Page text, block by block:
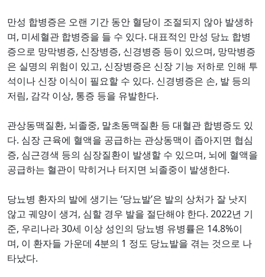
만성 합병증은 오랜 기간 동안 혈당이 조절되지 않아 발생하
며 , 미세혈관 합병증을 들 수 있다. 대표적인 만성 당뇨 합병
증으로 망막병증, 신장병증, 신경병증 등이 있으며 , 망막병증
은 실명의 위험이 있고, 신장병증은 신장 기능 저하로 인해 투
석이나 신장 이식이 필요할 수 있다. 신경병증은 손, 발 등의
저림, 감각 이상, 통증 등을 유발한다.
관상동맥질환, 뇌졸중, 말초동맥질환 등 대혈관 합병증도 있
다. 심장 근육에 혈액을 공급하는 관상동맥이 좁아지면 협심
증, 심근경색 등의 심장질환이 발생할 수 있으며 , 뇌에 혈액을
공급하는 혈관이 막히거나 터지면 뇌졸중이 발생한다.
당뇨병 환자의 발에 생기는 ‘당뇨발’은 발의 상처가 잘 낫지
않고 궤양이 생겨 , 심할 경우 발을 절단해야 한다. 2022년 기
준, 우리나라 30세 이상 성인의 당뇨병 유병률은 14.8%이
며 , 이 환자들 가운데 4분의 1 정도 당뇨발을 겪는 것으로 나
타났다.